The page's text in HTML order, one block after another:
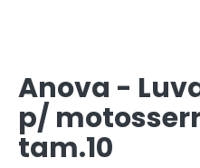
Anova -
p/
tam.10